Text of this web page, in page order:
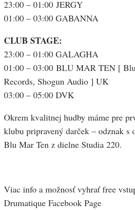
23:00 – 01:00 JERGY
01:00 – 03:00 GABANNA
CLUB STAGE:
23:00 – 01:00 GALAGHA
01:00 – 03:00 BLU MAR TEN [
Records, Shogun Audio ] UK
03:00 – 05:00 DVK
Okrem kvalitnej hudby máme pre
klubu pripravený darček – odznak
Blu Mar Ten z dielne Studia 220.
Viac info a možnosť vyhrať free
Drumatique Facebook Page